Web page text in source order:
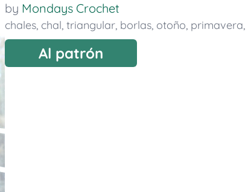
by Mondays Crochet
chales, chal, triangular, borlas, otoño, primavera,
Al patrón